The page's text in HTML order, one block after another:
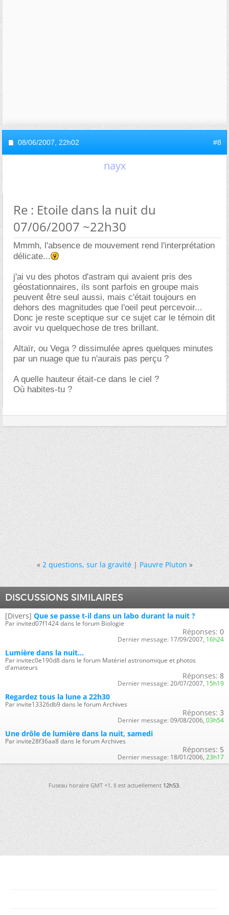
08/06/2007, 22h02 #8
nayx
Re : Etoile dans la nuit du
07/06/2007 ~22h30
Mmmh, l'absence de mouvement rend l'interprétation
délicate...
j'ai vu des photos d'astram qui avaient pris des
géostationnaires, ils sont parfois en groupe mais
peuvent être seul aussi, mais c'était toujours en
dehors des magnitudes que l'oeil peut percevoir...
Donc je reste sceptique sur ce sujet car le témoin dit
avoir vu quelquechose de tres brillant.
Altaïr, ou Vega ? dissimulée apres quelques minutes
par un nuage que tu n'aurais pas perçu ?
A quelle hauteur était-ce dans le ciel ?
Où habites-tu ?
« 2 questions, sur la gravité|Pauvre Pluton »
DISCUSSIONS SIMILAIRES
[Divers] Que se passe t-il dans un labo durant la nuit ?
Par invited07f1424 dans le forum Biologie
Réponses: 0
Dernier message: 17/09/2007, 16h24
Lumière dans la nuit...
Par invitec0e190d8 dans le forum Matériel astronomique et photos
d'amateurs
Réponses: 8
Dernier message: 20/07/2007, 15h19
Regardez tous la lune a 22h30
Par invite13326db9 dans le forum Archives
Réponses: 3
Dernier message: 09/08/2006, 03h54
Une drôle de lumière dans la nuit, samedi
Par invite28f36aa8 dans le forum Archives
Réponses: 5
Dernier message: 18/01/2006, 23h17
Fuseau horaire GMT +1. Il est actuellement12h53.